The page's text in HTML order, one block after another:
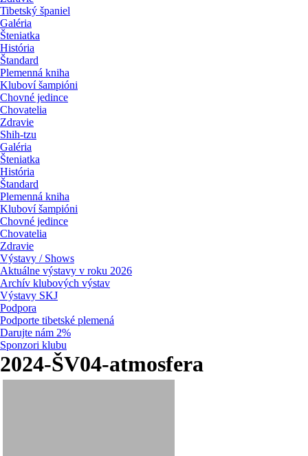
Tibetský španiel
Galéria
Šteniatka
História
Štandard
Plemenná kniha
Kluboví šampióni
Chovné jedince
Chovatelia
Zdravie
Shih-tzu
Galéria
Šteniatka
História
Štandard
Plemenná kniha
Kluboví šampióni
Chovné jedince
Chovatelia
Zdravie
Výstavy / Shows
Aktuálne výstavy v roku 2026
Archív klubových výstav
Výstavy SKJ
Podpora
Podporte tibetské plemená
Darujte nám 2%
Sponzori klubu
2024-ŠV04-atmosfera